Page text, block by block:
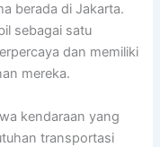
berada di Jakarta.
sebagai satu
dan memiliki
mereka.
kendaraan yang
transportasi